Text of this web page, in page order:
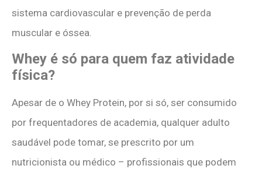
sistema cardiovascular e prevenção de perda
muscular e óssea.
Whey é só para quem faz atividade
física?
Apesar de o Whey Protein, por si só, ser consumido
por frequentadores de academia, qualquer adulto
saudável pode tomar, se prescrito por um
nutricionista ou médico – profissionais que podem